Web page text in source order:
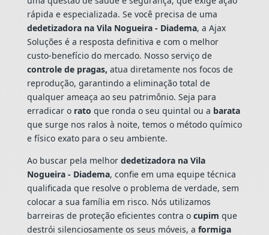
rápida e especializada. Se você precisa de uma
dedetizadora na Vila Nogueira - Diadema, a Ajax
Soluções é a resposta definitiva e com o melhor
custo-benefício do mercado. Nosso serviço de
controle de pragas, atua diretamente nos focos de
reprodução, garantindo a eliminação total de
qualquer ameaça ao seu patrimônio. Seja para
erradicar o rato que ronda o seu quintal ou a barata
que surge nos ralos à noite, temos o método químico
e físico exato para o seu ambiente.
Ao buscar pela melhor dedetizadora na Vila
Nogueira - Diadema, confie em uma equipe técnica
qualificada que resolve o problema de verdade, sem
colocar a sua família em risco. Nós utilizamos
barreiras de proteção eficientes contra o cupim que
destrói silenciosamente os seus móveis, a formiga